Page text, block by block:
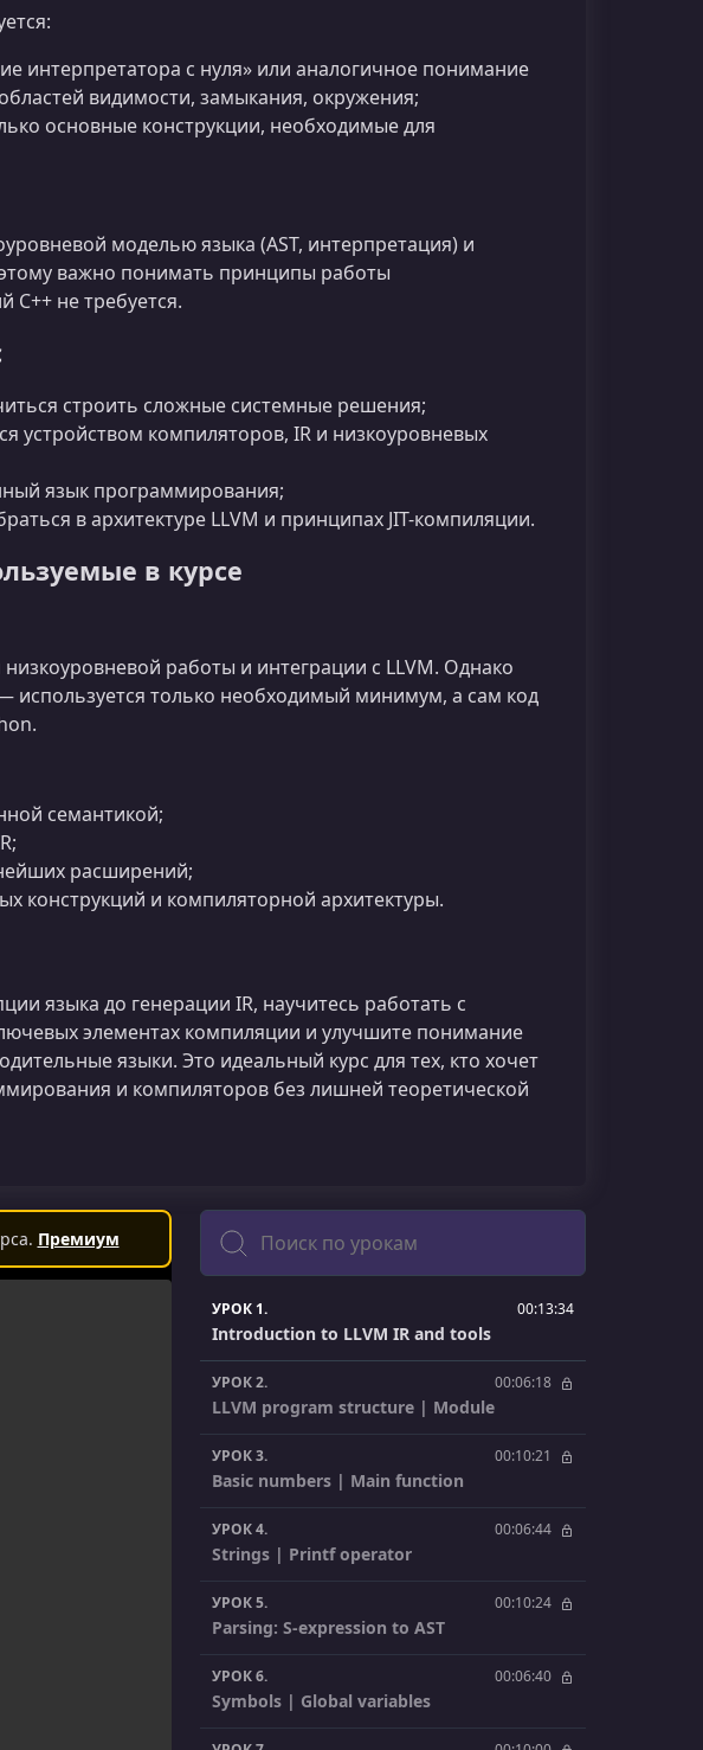
интерпретатора с нуля» или аналогичное понимание
видимости, замыкания, окружения;
основные конструкции, необходимые для
моделью языка (AST, интерпретация) и
важно понимать принципы работы
C++ не требуется.
строить сложные системные решения;
устройством компиляторов, IR и низкоуровневых
язык программирования;
в архитектуре LLVM и принципах JIT-компиляции.
в курсе
работы и интеграции с LLVM. Однако
используется только необходимый минимум, а сам код
семантикой;
расширений;
конструкций и компиляторной архитектуры.
языка до генерации IR, научитесь работать с
элементах компиляции и улучшите понимание
языки. Это идеальный курс для тех, кто хочет
и компиляторов без лишней теоретической
Премиум
Поиск
УРОК 1. 00:13:34
Introduction to LLVM IR and tools
УРОК 2. 00:06:18
LLVM program structure | Module
УРОК 3. 00:10:21
Basic numbers | Main function
УРОК 4. 00:06:44
Strings | Printf operator
УРОК 5. 00:10:24
Parsing: S-expression to AST
УРОК 6. 00:06:40
Symbols | Global variables